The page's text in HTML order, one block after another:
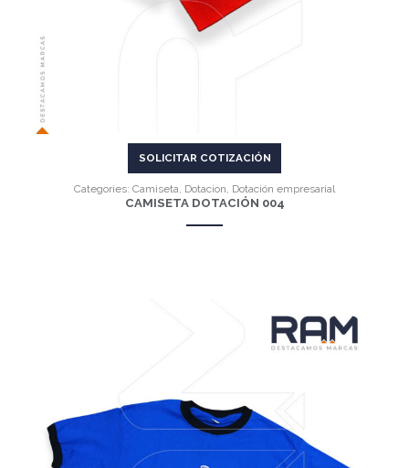
SOLICITAR COTIZACIÓN
Categories: Camiseta, Dotacion, Dotación empresarial
CAMISETA DOTACIÓN 004